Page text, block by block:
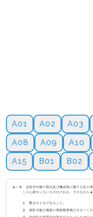
A01 A02 A03
A08
A09 A10
A15
B01 B02